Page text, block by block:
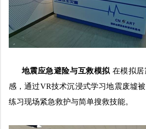
地震应急避险与互救模拟 在模拟
感，通过VR技术沉浸式学习地震废墟
练习现场紧急救护与简单搜救技能。